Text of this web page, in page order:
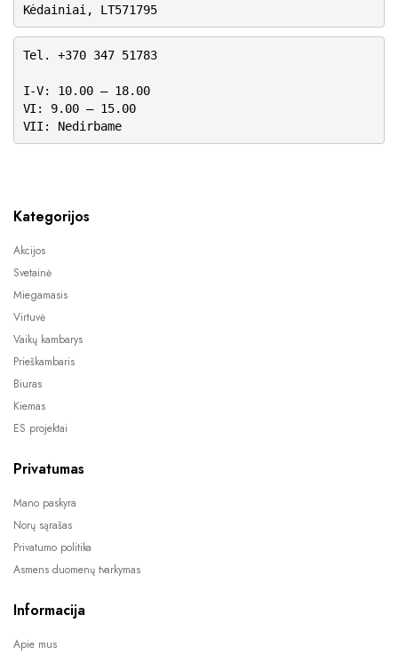
Kėdainiai, LT571795
Tel. +370 347 51783
I-V: 10.00 – 18.00
VI: 9.00 – 15.00
VII: Nedirbame
Kategorijos
Akcijos
Svetainė
Miegamasis
Virtuvė
Vaikų kambarys
Prieškambaris
Biuras
Kiemas
ES projektai
Privatumas
Mano paskyra
Norų sąrašas
Privatumo politika
Asmens duomenų tvarkymas
Informacija
Apie mus